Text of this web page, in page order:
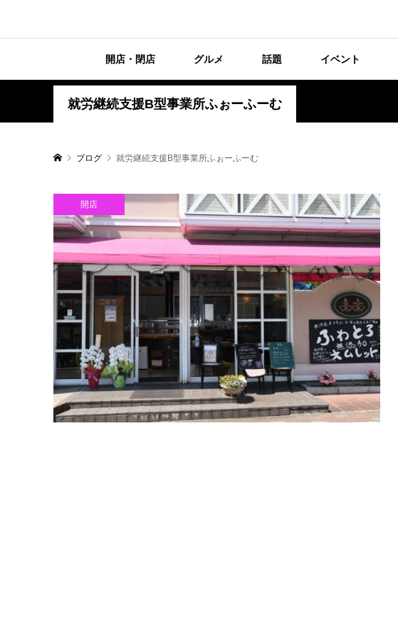
開店・閉店 グルメ 話題 イベント
就労継続支援B型事業所ふぉーふーむ
ブログ 就労継続支援B型事業所ふぉーふーむ
開店